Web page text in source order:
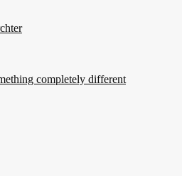
completely different